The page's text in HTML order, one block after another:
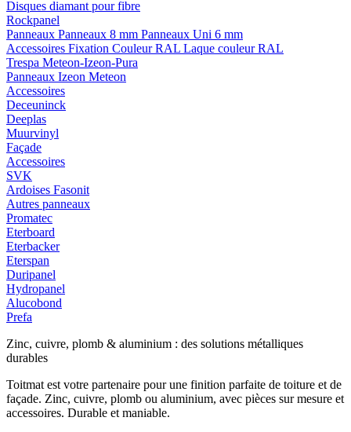
Disques diamant pour fibre
Rockpanel
Panneaux Panneaux 8 mm Panneaux Uni 6 mm
Accessoires Fixation Couleur RAL Laque couleur RAL
Trespa Meteon-Izeon-Pura
Panneaux Izeon Meteon
Accessoires
Deceuninck
Deeplas
Muurvinyl
Façade
Accessoires
SVK
Ardoises Fasonit
Autres panneaux
Promatec
Eterboard
Eterbacker
Eterspan
Duripanel
Hydropanel
Alucobond
Prefa
Zinc, cuivre, plomb & aluminium : des solutions métalliques
durables
Toitmat est votre partenaire pour une finition parfaite de toiture et de
façade. Zinc, cuivre, plomb ou aluminium, avec pièces sur mesure et
accessoires. Durable et maniable.